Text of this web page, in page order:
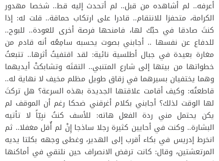
أعرفه.. لم أشاهده من قبل.. لم أتحدث إليه قط.. شخصا مهدور
الكرامة، متحفزا للانتقام.. قادرا على ارتكاب حماقة.. قلت له: إذا
كنتَ صادقا في حبِّك لها، فامنحها فرصة أخرى للعودة.. للبوح..
للدفاع عن نفسها .. أجابني بصوت يحسبه سامِعُه أنه قادم من
مغارة بعيدة في جبال أطلسية نائية: لقد اقتفيتُ أثرها.. تتبعتُ
خطواتها من بيتها إلى شارع المتنبي.. التقتَه وتشابكتْ أيديهما
وهما يختفيان بسيرهما في زقاق طويل مظلم مخيف لا نهاية له..
قاطعتُه: وكيف أقامت علاقتها الجديدة بهذه السرعة؟ هل تركتَ
لها الوقت لذلك؟ أجابني بكلام أغرقني ضحكا رغم أن الموقف لم
يكن يحتمل مني ردة الفعل هاته: للأسف كنتُ نبِيّاً لا تأتيه
البشارة.. وكنت في أحايين كثيرة رجلا ساذجا إِنْ لم أٌقل مغفلا.. ثم
انخرط إدريس في بكاء أقرب إلى الهدير، وغطى وجهه بكلتا يديه
المرتعشتين، وقال: كانت ترفض الانصراف حين نلتقي في أماكنها